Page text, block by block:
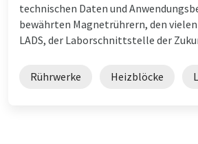
technischen Daten und
bewährten Magnetrührern, den
LADS, der Laborschnittstelle der
Rührwerke Heizblöcke